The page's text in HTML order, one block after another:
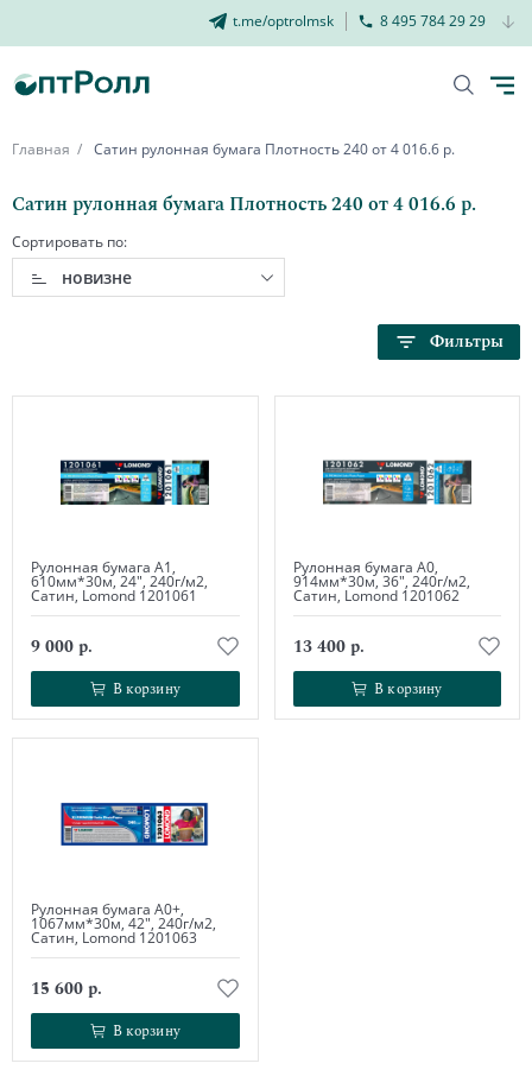
t.me/optrolmsk 8 495 784 29 29
Главная Сатин рулонная бумага Плотность 240 от 4 016.6 р.
Сатин рулонная бумага Плотность 240 от 4 016.6 р.
Сортировать по:
новизне
Фильтры
Рулонная бумага А1,
610мм*30м, 24", 240г/м2,
Сатин, Lomond 1201061
9 000 р.
В корзину
В корзину
Рулонная бумага А0,
914мм*30м, 36", 240г/м2,
Сатин, Lomond 1201062
13 400 р.
В корзину
В корзину
Рулонная бумага А0+,
1067мм*30м, 42", 240г/м2,
Сатин, Lomond 1201063
15 600 р.
В корзину
В корзину